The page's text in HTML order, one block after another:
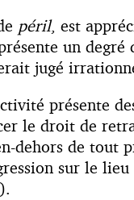
péril, est
un degré
jugé
présente
le droit de
dehors de tout
sur le